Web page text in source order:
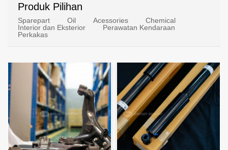
Produk Pilihan
Sparepart Oil Acessories
Chemical
Interior dan Eksterior
Perawatan Kendaraan
Perkakas